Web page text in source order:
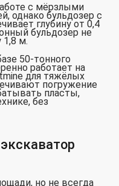
с мёрзлыми
однако бульдозер с
глубину от 0,4
бульдозер не
1,8 м.
50-тонного
работает на
для тяжёлых
погружение
пласты,
без
но не всегда